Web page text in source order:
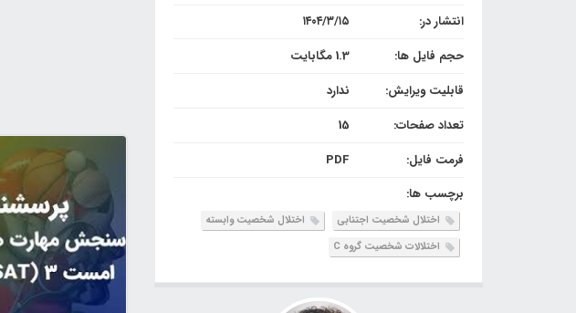
انتشار در:
۱۴۰۴/۳/۱۵
حجم فایل ها:
1.3 مگابایت
قابلیت ویرایش:
ندارد
تعداد صفحات:
15
فرمت فایل:
PDF
برچسب ها:
اختلال شخصیت‌ اجتنابی‌
اختلال شخصیت‌ وابسته‌
اختلالات شخصیت‌ گروه C